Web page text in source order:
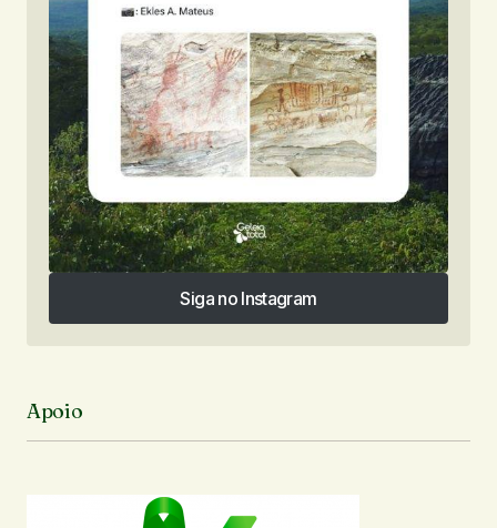
Siga no Instagram
Siga no Instagram
Apoio